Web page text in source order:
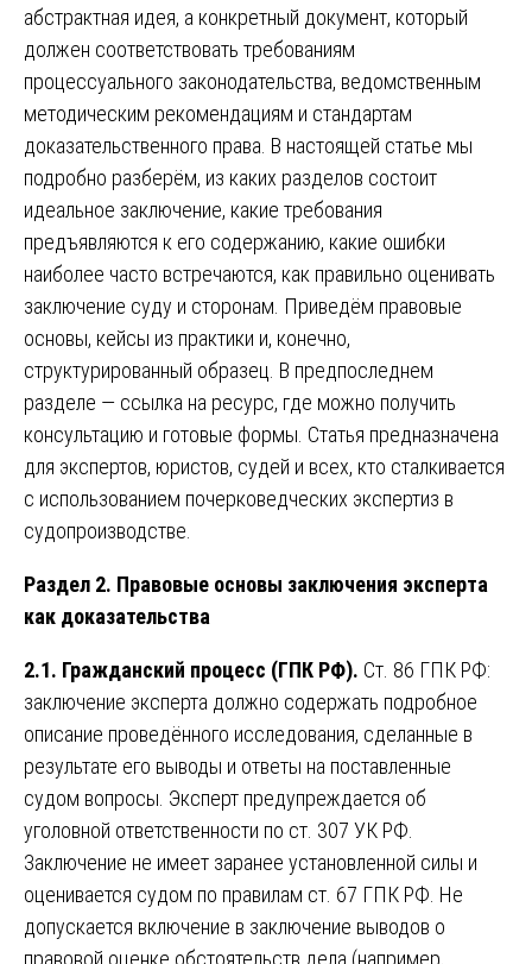
абстрактная идея, а конкретный документ, который
должен соответствовать требованиям
процессуального законодательства, ведомственным
методическим рекомендациям и стандартам
доказательственного права. В настоящей статье мы
подробно разберём, из каких разделов состоит
идеальное заключение, какие требования
предъявляются к его содержанию, какие ошибки
наиболее часто встречаются, как правильно оценивать
заключение суду и сторонам. Приведём правовые
основы, кейсы из практики и, конечно,
структурированный образец. В предпоследнем
разделе — ссылка на ресурс, где можно получить
консультацию и готовые формы. Статья предназначена
для экспертов, юристов, судей и всех, кто сталкивается
с использованием почерковедческих экспертиз в
судопроизводстве.
Раздел 2. Правовые основы заключения эксперта
как доказательства
2.1. Гражданский процесс (ГПК РФ). Ст. 86 ГПК РФ:
заключение эксперта должно содержать подробное
описание проведённого исследования, сделанные в
результате его выводы и ответы на поставленные
судом вопросы. Эксперт предупреждается об
уголовной ответственности по ст. 307 УК РФ.
Заключение не имеет заранее установленной силы и
оценивается судом по правилам ст. 67 ГПК РФ. Не
допускается включение в заключение выводов о
правовой оценке обстоятельств дела (например,